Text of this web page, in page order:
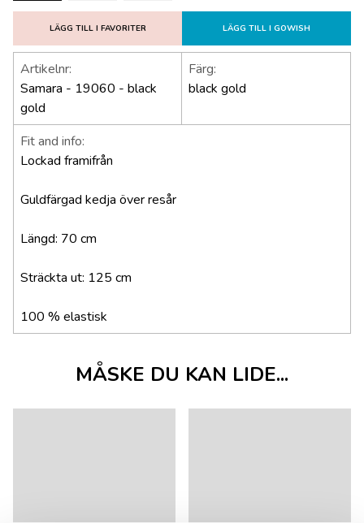
LÄGG TILL I FAVORITER LÄGG TILL I GOWISH
Artikelnr:
Samara - 19060 - black
gold
Färg:
black gold
Fit and info:
Lockad framifrån
Guldfärgad kedja över resår
Längd: 70 cm
Sträckta ut: 125 cm
100 % elastisk
MÅSKE DU KAN LIDE...